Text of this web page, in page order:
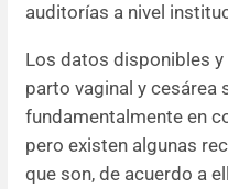
auditorías a nivel
Los datos disponibles y
parto vaginal y cesárea
fundamentalmente en
pero existen algunas
que son, de acuerdo a